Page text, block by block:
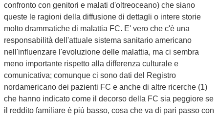
confronto con genitori e malati d'oltreoceano) che siano
queste le ragioni della diffusione di dettagli o intere storie
molto drammatiche di malattia FC. E' vero che c'è una
responsabilità dell'attuale sistema sanitario americano
nell'influenzare l'evoluzione delle malattia, ma ci sembra
meno importante rispetto alla differenza culturale e
comunicativa; comunque ci sono dati del Registro
nordamericano dei pazienti FC e anche di altre ricerche (1)
che hanno indicato come il decorso della FC sia peggiore se
il reddito familiare è più basso, cosa che va di pari passo con